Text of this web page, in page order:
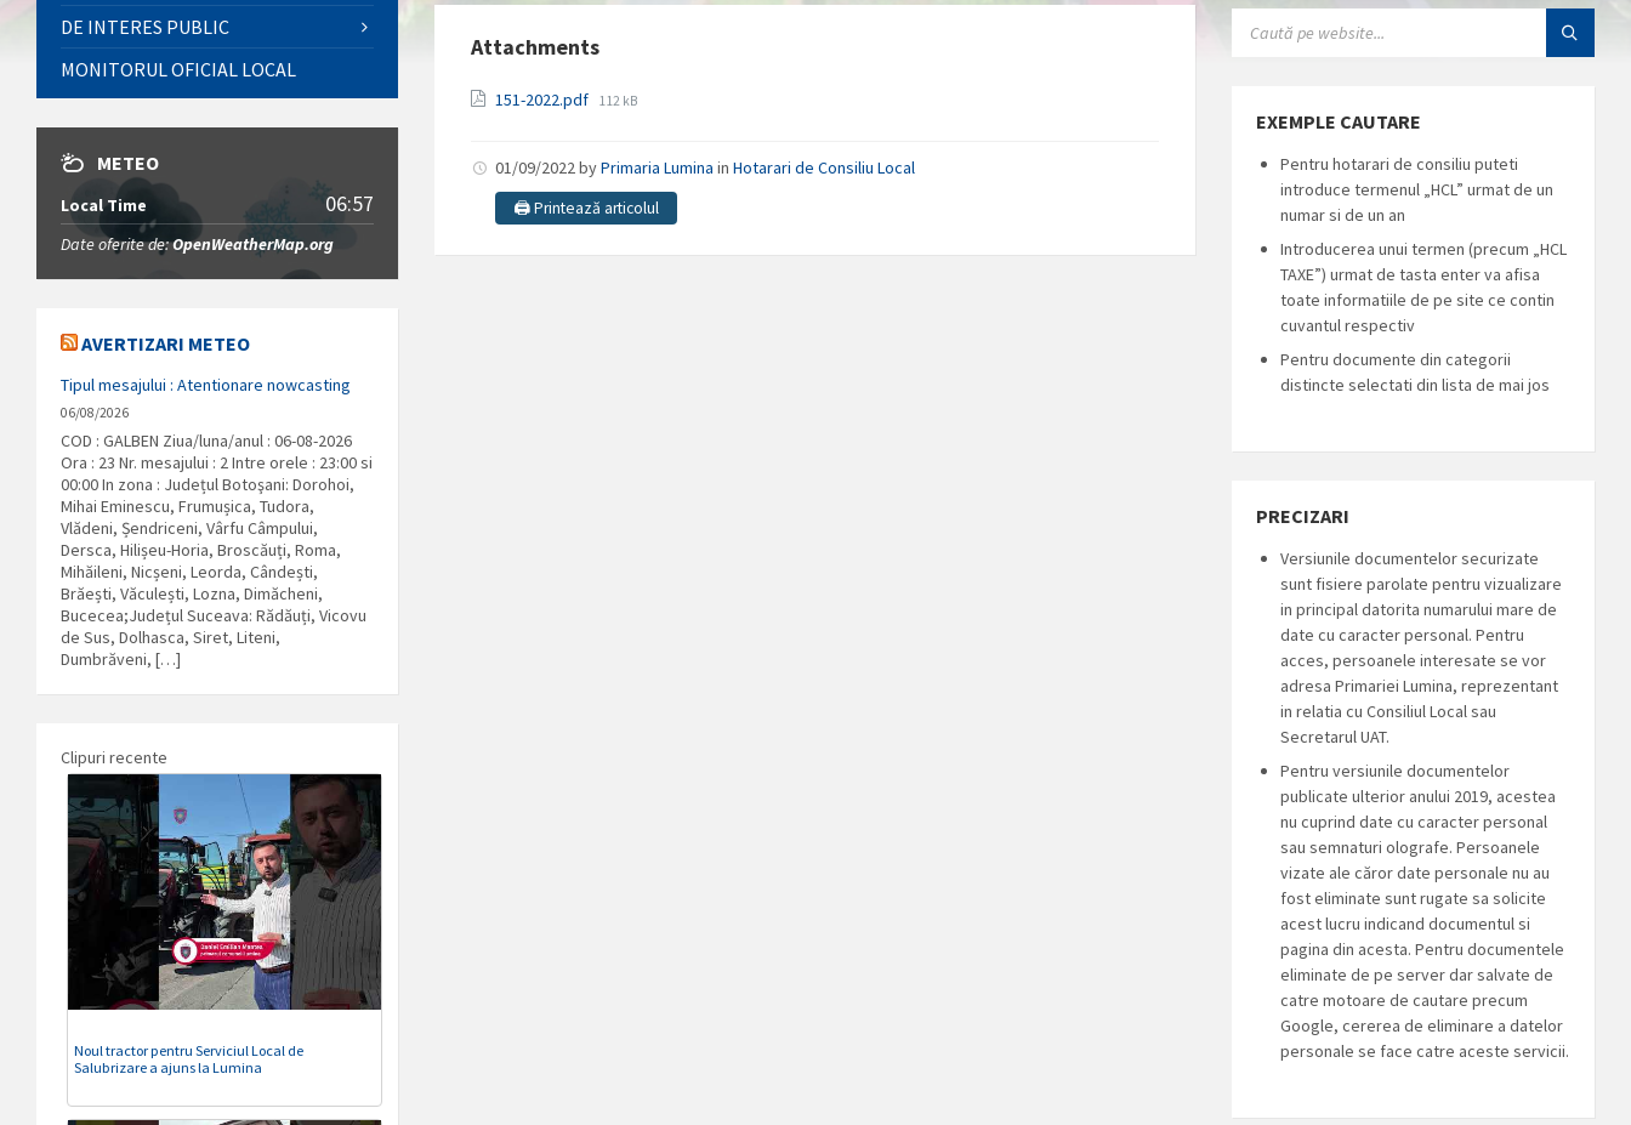
Attachments
151-2022.pdf File
112 kB
01/09/2022byPrimaria Lumina inHotarari de Consiliu Local
🖨️ Printează articolul
DE INTERES PUBLIC
MONITORUL OFICIAL LOCAL
METEO
Local Time 06:57
Date oferite de:OpenWeatherMap.org
AVERTIZARI METEO
Tipul mesajului : Atentionare nowcasting
06/08/2026
COD : GALBEN Ziua/luna/anul : 06-08-2026
Ora : 23 Nr. mesajului : 2 Intre orele : 23:00 si
00:00 In zona : Județul Botoşani: Dorohoi,
Mihai Eminescu, Frumușica, Tudora,
Vlădeni, Șendriceni, Vârfu Câmpului,
Dersca, Hilișeu-Horia, Broscăuți, Roma,
Mihăileni, Nicșeni, Leorda, Cândești,
Brăești, Văculești, Lozna, Dimăcheni,
Bucecea;Județul Suceava: Rădăuți, Vicovu
de Sus, Dolhasca, Siret, Liteni,
Dumbrăveni, […]
Clipuri recente
Noul tractor pentru Serviciul Local de
Salubrizare a ajuns la Lumina
EXEMPLE CAUTARE
Pentru hotarari de consiliu puteti
introduce termenul „HCL” urmat de un
numar si de un an
Introducerea unui termen (precum „HCL
TAXE”) urmat de tasta enter va afisa
toate informatiile de pe site ce contin
cuvantul respectiv
Pentru documente din categorii
distincte selectati din lista de mai jos
PRECIZARI
Versiunile documentelor securizate
sunt fisiere parolate pentru vizualizare
in principal datorita numarului mare de
date cu caracter personal. Pentru
acces, persoanele interesate se vor
adresa Primariei Lumina, reprezentant
in relatia cu Consiliul Local sau
Secretarul UAT.
Pentru versiunile documentelor
publicate ulterior anului 2019, acestea
nu cuprind date cu caracter personal
sau semnaturi olografe. Persoanele
vizate ale căror date personale nu au
fost eliminate sunt rugate sa solicite
acest lucru indicand documentul si
pagina din acesta. Pentru documentele
eliminate de pe server dar salvate de
catre motoare de cautare precum
Google, cererea de eliminare a datelor
personale se face catre aceste servicii.